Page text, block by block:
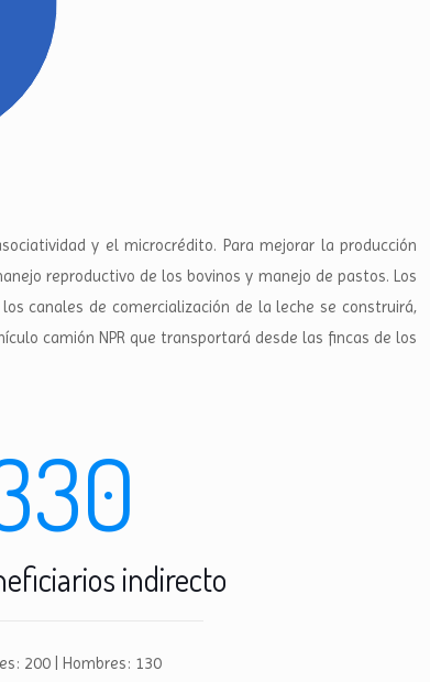
y el microcrédito. Para mejorar la producción
reproductivo de los bovinos y manejo de pastos. Los
canales de comercialización de la leche se construirá,
camión NPR que transportará desde las fincas de los
indirecto
200 | Hombres: 130